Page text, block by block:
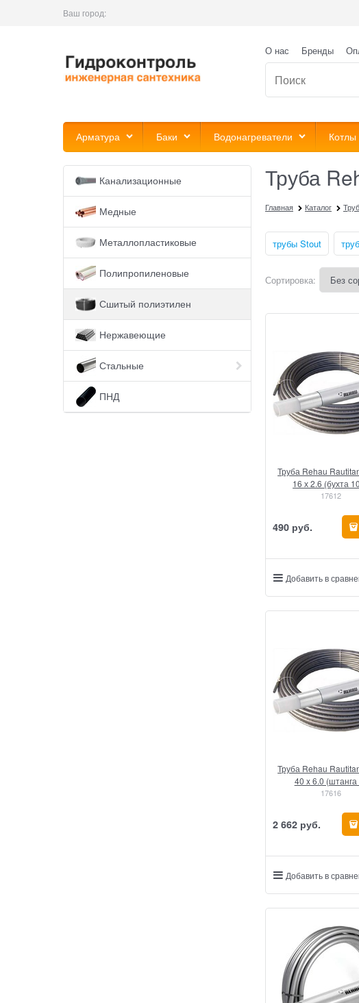
Ваш город:
О нас Бренды
Арматура Баки Водонагреватели Котлы
Канализационные
Медные
Металлопластиковые
Полипропиленовые
Сшитый полиэтилен
Нержавеющие
Стальные
ПНД
Труба
Главная Каталог
трубы Stout
Сортировка:
Труба Rehau
16 х 2.6
17612
490 руб.
Добавить в
Труба Rehau
40 x 6.0 (штанга
17616
2 662 руб.
Добавить в